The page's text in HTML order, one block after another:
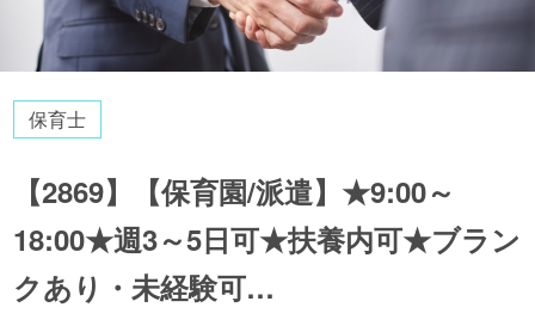
保育士
【2869】【保育園/派遣】★9:00～
18:00★週3～5日可★扶養内可★ブラン
クあり・未経験可…